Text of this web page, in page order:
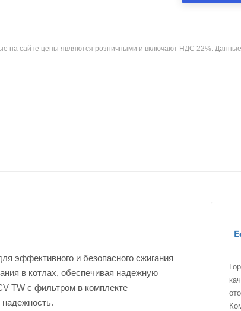
на сайте цены являются розничными и включают НДС 22%.
эффективного и безопасного сжигания
в котлах, обеспечивая надежную
TW с фильтром в комплекте
надежность.